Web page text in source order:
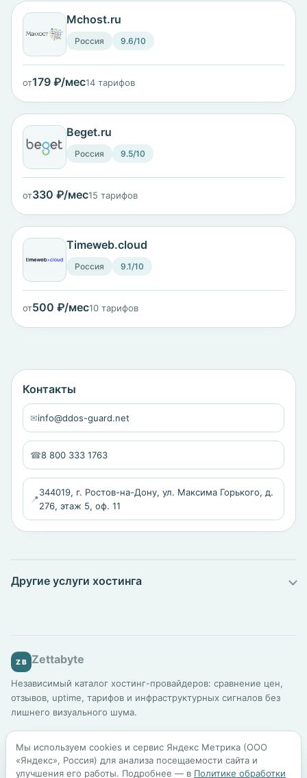
Mchost.ru
Россия 9.6/10
от179 ₽/мес14 тарифов
Beget.ru
Россия 9.5/10
от330 ₽/мес15 тарифов
Timeweb.cloud
Россия 9.1/10
от500 ₽/мес10 тарифов
Контакты
✉info@ddos-guard.net
☎8 800 333 1763
📍
344019, г. Ростов-на-Дону, ул. Максима Горького, д.
276, этаж 5, оф. 11
Другие услуги хостинга
ZB Zettabyte
Независимый каталог хостинг-провайдеров: сравнение цен,
отзывов, uptime, тарифов и инфраструктурных сигналов без
лишнего визуального шума.
Шаблоны сайтовБлогМетодология
Мы используем cookies и сервис Яндекс Метрика (ООО
«Яндекс», Россия) для анализа посещаемости сайта и
улучшения его работы. Подробнее — в Политике обработки